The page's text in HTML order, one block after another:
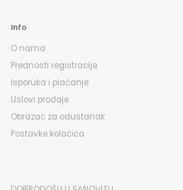
Info
O nama
Prednosti registracije
Isporuka i plaćanje
Uslovi prodaje
Obrazac za odustanak
Postavke kolačića